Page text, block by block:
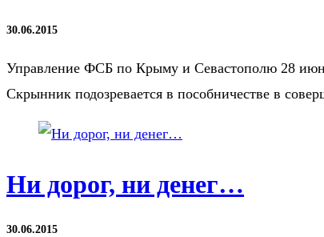
30.06.2015
Управление ФСБ по Крыму и Севастополю 28
Скрынник подозревается в пособничестве в
Ни дорог, ни денег…
30.06.2015